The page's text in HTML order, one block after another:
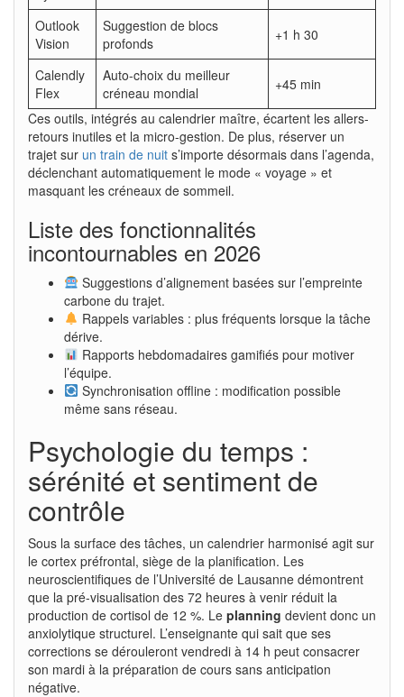
Outlook
Vision
Suggestion de blocs
profonds
+1 h 30
Calendly
Flex
Auto-choix du meilleur
créneau mondial
+45 min
Ces outils, intégrés au calendrier maître, écartent les allers-
retours inutiles et la micro-gestion. De plus, réserver un
trajet sur un train de nuit s’importe désormais dans l’agenda,
déclenchant automatiquement le mode « voyage » et
masquant les créneaux de sommeil.
Liste des fonctionnalités
incontournables en 2026
Suggestions d’alignement basées sur l’empreinte
carbone du trajet.
Rappels variables : plus fréquents lorsque la tâche
dérive.
Rapports hebdomadaires gamifiés pour motiver
l’équipe.
Synchronisation offline : modification possible
même sans réseau.
Psychologie du temps :
sérénité et sentiment de
contrôle
Sous la surface des tâches, un calendrier harmonisé agit sur
le cortex préfrontal, siège de la planification. Les
neuroscientifiques de l’Université de Lausanne démontrent
que la pré-visualisation des 72 heures à venir réduit la
production de cortisol de 12 %. Le planning devient donc un
anxiolytique structurel. L’enseignante qui sait que ses
corrections se dérouleront vendredi à 14 h peut consacrer
son mardi à la préparation de cours sans anticipation
négative.